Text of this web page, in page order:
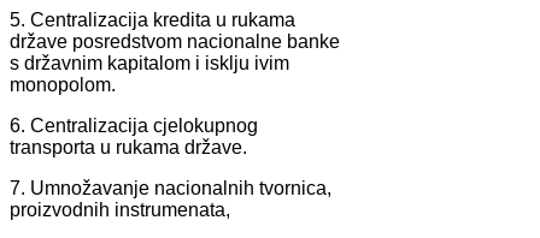
5. Centralizacija kredita u rukama
države posredstvom nacionalne banke
s državnim kapitalom i isklju ivim
monopolom.
6. Centralizacija cjelokupnog
transporta u rukama države.
7. Umnožavanje nacionalnih tvornica,
proizvodnih instrumenata,